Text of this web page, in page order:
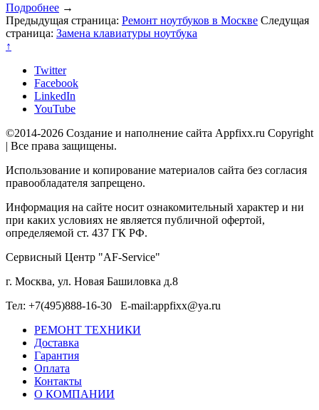
Подробнее →
Предыдущая страница: Ремонт ноутбуков в Москве Следущая
страница: Замена клавиатуры ноутбука
↑
Twitter
Facebook
LinkedIn
YouTube
©2014-2026 Создание и наполнение сайта Appfixx.ru Copyright
| Все права защищены.
Использование и копирование материалов сайта без согласия
правообладателя запрещено.
Информация на сайте носит ознакомительный характер и ни
при каких условиях не является публичной офертой,
определяемой ст. 437 ГК РФ.
Сервисный Центр "AF-Service"
г. Москва, ул. Новая Башиловка д.8
Тел: +7(495)888-16-30 E-mail:appfixx@ya.ru
РЕМОНТ ТЕХНИКИ
Доставка
Гарантия
Оплата
Контакты
О КОМПАНИИ